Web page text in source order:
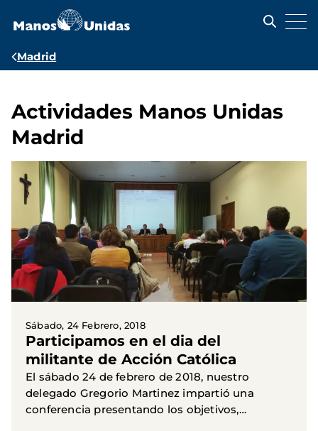
contenido
Ruta
navegación
Madrid
Actividades Manos Unidas
Madrid
Sábado, 24 Febrero, 2018
Participamos en el dia del
militante de Acción Católica
El sábado 24 de febrero de 2018, nuestro
delegado Gregorio Martinez impartió una
conferencia presentando los objetivos,